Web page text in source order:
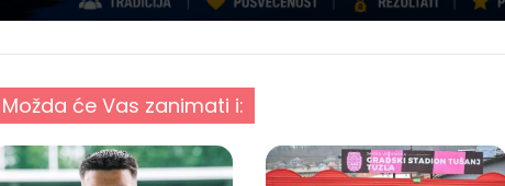
Možda će Vas zanimati i: